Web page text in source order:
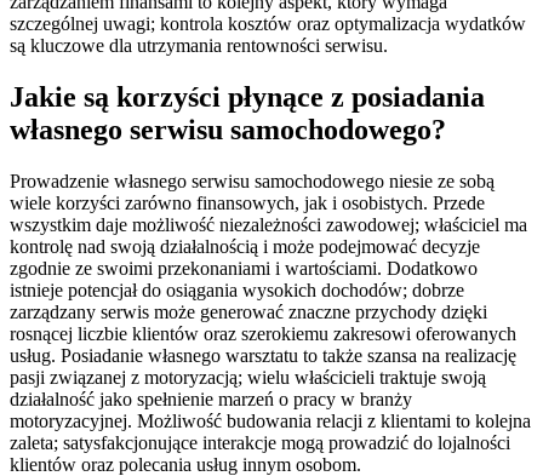
szczególnej uwagi; kontrola kosztów oraz optymalizacja wydatków
są kluczowe dla utrzymania rentowności serwisu.
Jakie są korzyści płynące z posiadania
własnego serwisu samochodowego?
Prowadzenie własnego serwisu samochodowego niesie ze sobą
wiele korzyści zarówno finansowych, jak i osobistych. Przede
wszystkim daje możliwość niezależności zawodowej; właściciel ma
kontrolę nad swoją działalnością i może podejmować decyzje
zgodnie ze swoimi przekonaniami i wartościami. Dodatkowo
istnieje potencjał do osiągania wysokich dochodów; dobrze
zarządzany serwis może generować znaczne przychody dzięki
rosnącej liczbie klientów oraz szerokiemu zakresowi oferowanych
usług. Posiadanie własnego warsztatu to także szansa na realizację
pasji związanej z motoryzacją; wielu właścicieli traktuje swoją
działalność jako spełnienie marzeń o pracy w branży
motoryzacyjnej. Możliwość budowania relacji z klientami to kolejna
zaleta; satysfakcjonujące interakcje mogą prowadzić do lojalności
klientów oraz polecania usług innym osobom.